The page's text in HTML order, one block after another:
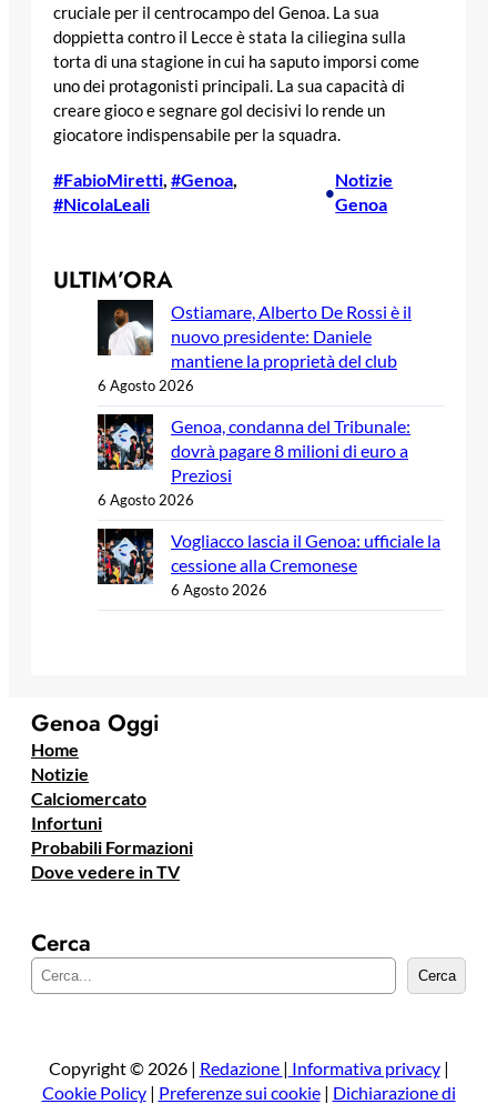
cruciale per il centrocampo del Genoa. La sua
doppietta contro il Lecce è stata la ciliegina sulla
torta di una stagione in cui ha saputo imporsi come
uno dei protagonisti principali. La sua capacità di
creare gioco e segnare gol decisivi lo rende un
giocatore indispensabile per la squadra.
#FabioMiretti, #Genoa
#NicolaLeali
•
Notizie
Genoa
ULTIM’ORA
Ostiamare, Alberto De Rossi è il
nuovo presidente: Daniele
mantiene la proprietà del club
6 Agosto 2026
Genoa, condanna del Tribunale:
dovrà pagare 8 milioni di euro a
Preziosi
6 Agosto 2026
Vogliacco lascia il Genoa: ufficiale la
cessione alla Cremonese
6 Agosto 2026
Genoa Oggi
Home
Notizie
Calciomercato
Infortuni
Probabili Formazioni
Dove vedere in TV
Cerca
e
a
Cerca
Copyright © 2026 | Redazione | Informativa privacy|
Cookie Policy| Preferenze sui cookie| Dichiarazione di